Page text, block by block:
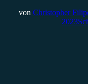
von Christopher
2023